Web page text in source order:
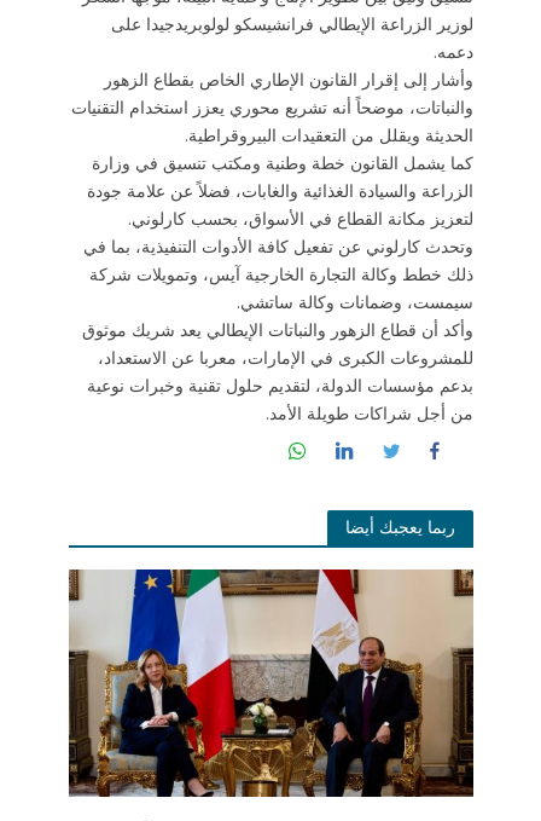
لوزير الزراعة الإيطالي فرانشيسكو لولوبريدجيدا على
دعمه.
وأشار إلى إقرار القانون الإطاري الخاص بقطاع الزهور
والنباتات، موضحاً أنه تشريع محوري يعزز استخدام التقنيات
الحديثة ويقلل من التعقيدات البيروقراطية.
كما يشمل القانون خطة وطنية ومكتب تنسيق في وزارة
الزراعة والسيادة الغذائية والغابات، فضلاً عن علامة جودة
لتعزيز مكانة القطاع في الأسواق، بحسب كارلوني.
وتحدث كارلوني عن تفعيل كافة الأدوات التنفيذية، بما في
ذلك خطط وكالة التجارة الخارجية آيس، وتمويلات شركة
سيمست، وضمانات وكالة ساتشي.
وأكد أن قطاع الزهور والنباتات الإيطالي يعد شريك موثوق
للمشروعات الكبرى في الإمارات، معربا عن الاستعداد،
بدعم مؤسسات الدولة، لتقديم حلول تقنية وخبرات نوعية
من أجل شراكات طويلة الأمد.
ربما يعجبك أيضا